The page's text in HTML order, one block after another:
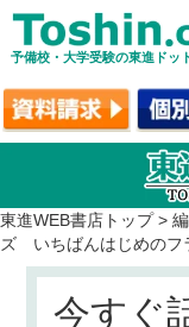
予備校・大学受験の東進ドッ
東進WEB書店トップ>
ズ いちばんはじめのフ
今すぐ